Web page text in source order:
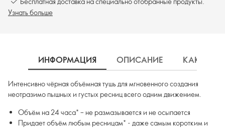
Узнать больше
ИНФОРМАЦИЯ ОПИСАНИЕ КАК
Интенсивно чёрная объёмная тушь для мгновенного создания
неотразимо пышных и густых ресниц всего одним движением.
Объём на 24 часа* – не размазывается и не осыпается
Придает объём любым ресницам* - даже самым коротким и